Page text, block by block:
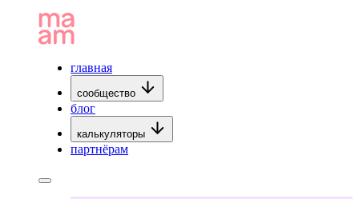
главная
сообщество
блог
калькуляторы
партнёрам